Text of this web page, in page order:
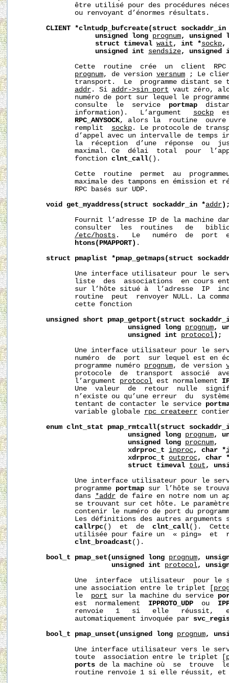
être utilisé pour des procédures
              ou renvoyant d’énormes résultats.
CLIENT *clntudp_bufcreate(struct
sockaddr_in
unsigned
long prognum, unsigned
struct
timeval wait , int *sockp,
unsigned
int sendsize, unsigned
Cette  routine  crée  un  client
prognum, de version versnum ; Le
transport.  Le  programme distant se
addr . Si addr->sin_port vaut zéro,
numéro de port sur lequel le
              consulte  le  service
portmap
              information).   L’argument
sockp
RPC_ANYSOCK, alors la  routine  ouvre
              remplit
sockp . Le protocole de
d’appel avec un intervalle de temps
la  réception  d’une  réponse  ou
maximal. Ce  délai  total  pour
              fonction
clnt_call().
Cette  routine  permet  au
maximale des tampons en émission et
              RPC basés sur UDP.
void
get_myaddress(struct sockaddr_in *addr
Fournit l’adresse IP de la machine
consulter  les  routines   de
/etc/hosts .   Le   numéro  de  port
htons(PMAPPORT) .
struct
pmaplist *pmap_getmaps(struct
Une interface utilisateur pour le
liste  des  associations  en cours
sur l’hôte situé à  l’adresse  IP
routine  peut  renvoyer NULL. La
              cette fonction
unsigned
short pmap_getport(struct
unsigned
long prognum,
unsigned
int protocol );
Une interface utilisateur pour le
numéro  de  port  sur lequel est en
              programme numéro
prognum, de version
protocole  de  transport  associé
              l’argument
protocol est normalement
Une  valeur  de  retour  nulle
n’existe ou qu’une erreur  du
              tentant de contacter le service
              variable globale
rpc_createerr
enum clnt_stat pmap_rmtcall(struct
unsigned
long prognum,
unsigned
long procnum,
xdrproc_t
inproc, char *
xdrproc_t
outproc, char
struct
timeval tout ,
Une interface utilisateur pour le
              programme
portmap sur l’hôte se
              dans
*addr de faire en notre nom un
se trouvant sur cet hôte. Le
contenir le numéro de port du
Les définitions des autres arguments
callrpc()  et  de clnt_call().
utilisée pour faire un  « ping»  et
clnt_broadcast ().
bool_t
pmap_set(unsigned long prognum,
unsigned
int protocol,
Une  interface  utilisateur  pour le
              une association entre le triplet [
              le
port sur la machine du service
              est  normalement
IPPROTO_UDP
  ou
renvoie   1   si   elle   réussit,
              automatiquement invoquée par
bool_t
pmap_unset(unsigned long prognum,
Une interface utilisateur vers le
              toute  association entre le triplet [
ports de la machine où  se  trouve
routine renvoie 1 si elle réussit, et